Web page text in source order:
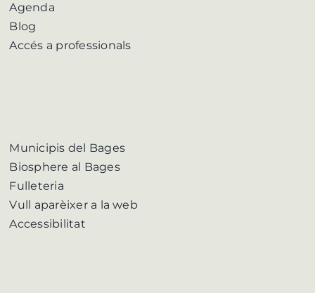
Agenda
Blog
Accés a professionals
Municipis del Bages
Biosphere al Bages
Fulleteria
Vull aparèixer a la web
Accessibilitat